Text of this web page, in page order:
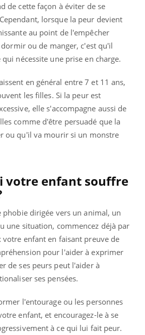
de cette façon à éviter de se
lorsque la peur devient
au point de l'empêcher
ou de manger, c'est qu'il
nécessite une prise en charge.
en général entre 7 et 11 ans,
les filles. Si la peur est
elle s'accompagne aussi de
comme d'être persuadé que la
ou qu'il va mourir si un monstre
votre enfant souffre
phobie dirigée vers un animal, un
une situation, commencez déjà par
votre enfant en faisant preuve de
pour l'aider à exprimer
de ses peurs peut l'aider à
ses pensées.
l'entourage ou les personnes
enfant, et encouragez-le à se
à ce qui lui fait peur.